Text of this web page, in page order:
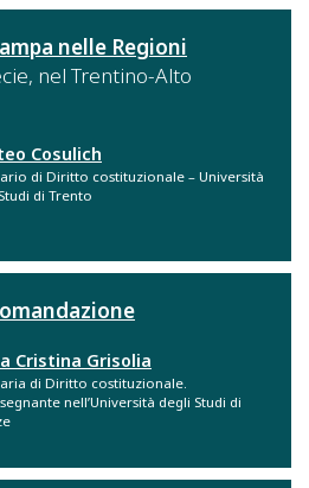
nelle Regioni
nel Trentino-Alto
Cosulich
di Diritto costituzionale – Università
di Trento
Cristina Grisolia
di Diritto costituzionale.
nell’Università degli Studi di